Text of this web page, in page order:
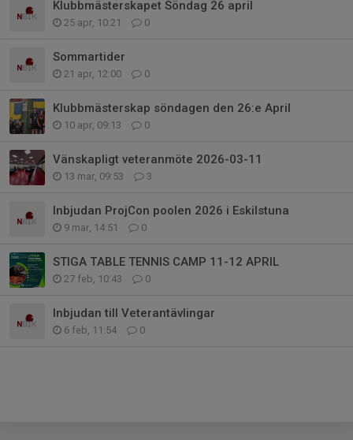
Klubbmästerskapet Söndag 26 april
25 apr, 10:21 0
Sommartider
21 apr, 12:00 0
Klubbmästerskap söndagen den 26:e April
10 apr, 09:13 0
Vänskapligt veteranmöte 2026-03-11
13 mar, 09:53 3
Inbjudan ProjCon poolen 2026 i Eskilstuna
9 mar, 14:51 0
STIGA TABLE TENNIS CAMP 11-12 APRIL
27 feb, 10:43 0
Inbjudan till Veterantävlingar
6 feb, 11:54 0